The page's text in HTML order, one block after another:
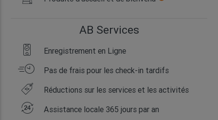
AB Services
Enregistrement en Ligne
Pas de frais pour les check-in tardifs
Réductions sur les services et les activités
Assistance locale 365 jours par an